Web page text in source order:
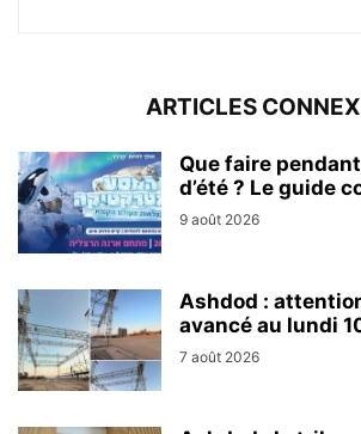
ARTICLES
Que faire
d’été ? Le guide
9 août 2026
Ashdod :
avancé au lundi
7 août 2026